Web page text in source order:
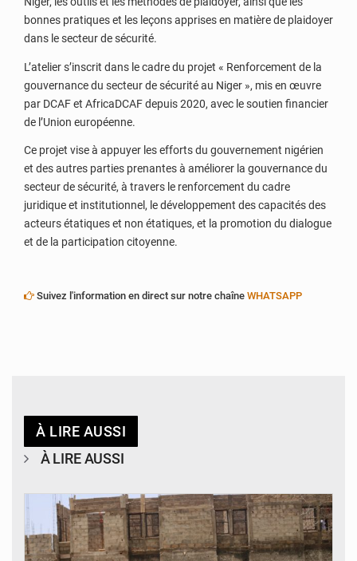
bonnes pratiques et les leçons apprises en matière de plaidoyer
dans le secteur de sécurité.
L’atelier s’inscrit dans le cadre du projet « Renforcement de la
gouvernance du secteur de sécurité au Niger », mis en œuvre
par DCAF et AfricaDCAF depuis 2020, avec le soutien financier
de l’Union européenne.
Ce projet vise à appuyer les efforts du gouvernement nigérien
et des autres parties prenantes à améliorer la gouvernance du
secteur de sécurité, à travers le renforcement du cadre
juridique et institutionnel, le développement des capacités des
acteurs étatiques et non étatiques, et la promotion du dialogue
et de la participation citoyenne.
Suivez l'information en direct sur notre chaîne WHATSAPP
À LIRE AUSSI
À LIRE AUSSI